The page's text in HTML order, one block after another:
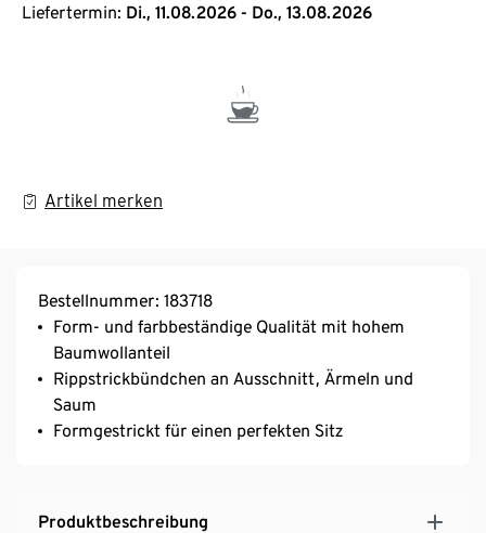
Liefertermin: Di., 11.08.2026 - Do., 13.08.2026
Artikel merken
Bestellnummer: 183718
Form- und farbbeständige Qualität mit hohem
Baumwollanteil
Rippstrickbündchen an Ausschnitt, Ärmeln und
Saum
Formgestrickt für einen perfekten Sitz
Produktbeschreibung